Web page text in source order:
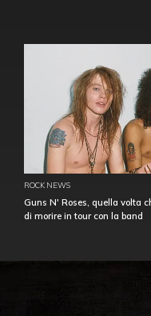
ROCK NEWS
Guns N' Roses, quella volta
di morire in tour con la band